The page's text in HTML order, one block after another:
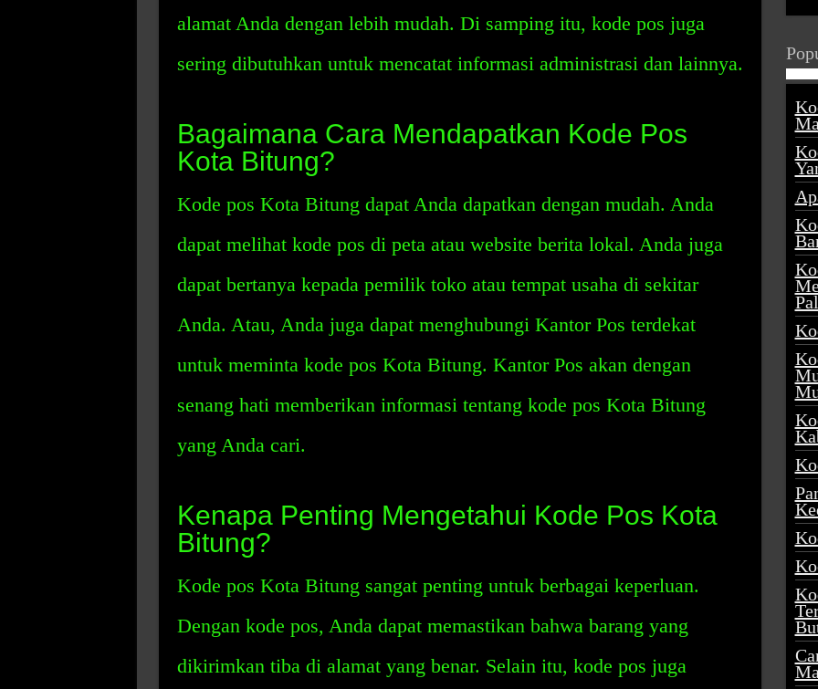
alamat Anda dengan lebih mudah. Di samping itu, kode pos juga
sering dibutuhkan untuk mencatat informasi administrasi dan lainnya.
Bagaimana Cara Mendapatkan Kode Pos
Kota Bitung?
Kode pos Kota Bitung dapat Anda dapatkan dengan mudah. Anda
dapat melihat kode pos di peta atau website berita lokal. Anda juga
dapat bertanya kepada pemilik toko atau tempat usaha di sekitar
Anda. Atau, Anda juga dapat menghubungi Kantor Pos terdekat
untuk meminta kode pos Kota Bitung. Kantor Pos akan dengan
senang hati memberikan informasi tentang kode pos Kota Bitung
yang Anda cari.
Kenapa Penting Mengetahui Kode Pos Kota
Bitung?
Kode pos Kota Bitung sangat penting untuk berbagai keperluan.
Dengan kode pos, Anda dapat memastikan bahwa barang yang
dikirimkan tiba di alamat yang benar. Selain itu, kode pos juga